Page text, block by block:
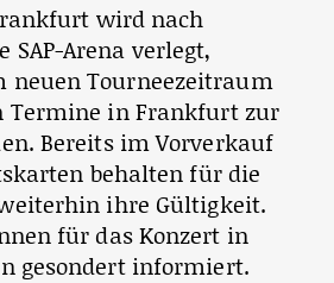
wird nach
Arena verlegt,
neuen Tourneezeitraum
Termine in Frankfurt zur
Bereits im Vorverkauf
behalten für die
ihre Gültigkeit.
für das Konzert in
gesondert informiert.